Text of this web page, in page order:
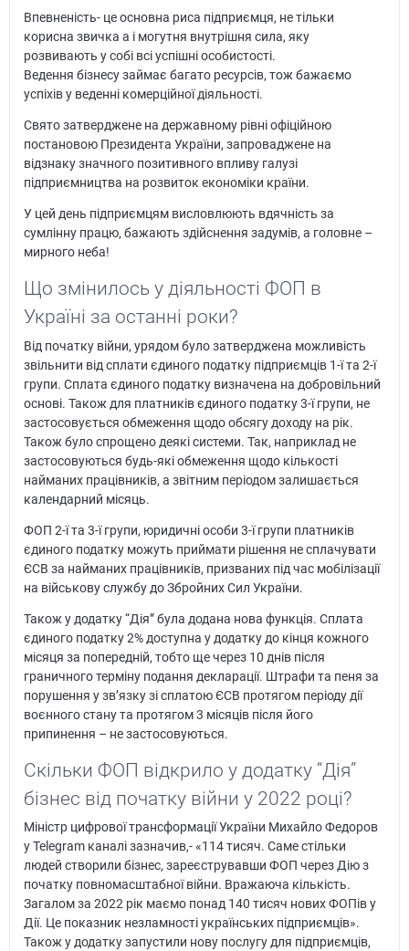
Впевненість- це основна риса підприємця, не тільки
корисна звичка а і могутня внутрішня сила, яку
розвивають у собі всі успішні особистості.
Ведення бізнесу займає багато ресурсів, тож бажаємо
успіхів у веденні комерційної діяльності.
Свято затверджене на державному рівні офіційною
постановою Президента України, запроваджене на
відзнаку значного позитивного впливу галузі
підприємництва на розвиток економіки країни.
У цей день підприємцям висловлюють вдячність за
сумлінну працю, бажають здійснення задумів, а головне –
мирного неба!
Що змінилось у діяльності ФОП в
Україні за останні роки?
Від початку війни, урядом було затверджена можливість
звільнити від сплати єдиного податку підприємців 1-ї та 2-ї
групи. Сплата єдиного податку визначена на добровільний
основі. Також для платників єдиного податку 3-ї групи, не
застосовується обмеження щодо обсягу доходу на рік.
Також було спрощено деякі системи. Так, наприклад не
застосовуються будь-які обмеження щодо кількості
найманих працівників, а звітним періодом залишається
календарний місяць.
ФОП 2-ї та 3-ї групи, юридичні особи 3-ї групи платників
єдиного податку можуть приймати рішення не сплачувати
ЄСВ за найманих працівників, призваних під час мобілізації
на військову службу до Збройних Сил України.
Також у додатку “Дія” була додана нова функція. Сплата
єдиного податку 2% доступна у додатку до кінця кожного
місяця за попередній, тобто ще через 10 днів після
граничного терміну подання декларації. Штрафи та пеня за
порушення у зв’язку зі сплатою ЄСВ протягом періоду дії
воєнного стану та протягом 3 місяців після його
припинення – не застосовуються.
Скільки ФОП відкрило у додатку “Дія”
бізнес від початку війни у 2022 році?
Міністр цифрової трансформації України Михайло Федоров
у Telegram каналі зазначив,- «114 тисяч. Саме стільки
людей створили бізнес, зареєструвавши ФОП через Дію з
початку повномасштабної війни. Вражаюча кількість.
Загалом за 2022 рік маємо понад 140 тисяч нових ФОПів у
Дії. Це показник незламності українських підприємців».
Також у додатку запустили нову послугу для підприємців,